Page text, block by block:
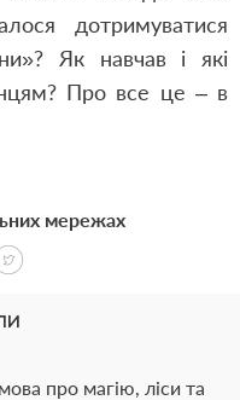
дотримуватися
Як навчав і які
Про все це – в
про магію, ліси та
мережах